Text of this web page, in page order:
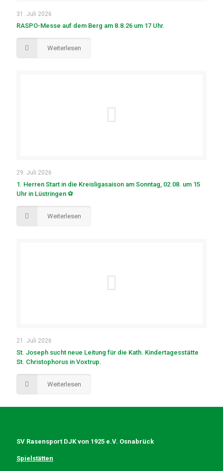
31. Juli 2026
RASPO-Messe auf dem Berg am 8.8.26 um 17 Uhr.
Weiterlesen
29. Juli 2026
1. Herren Start in die Kreisligasaison am Sonntag, 02.08. um 15
Uhr in Lüstringen ⚽
Weiterlesen
21. Juli 2026
St. Joseph sucht neue Leitung für die Kath. Kindertagesstätte
St. Christophorus in Voxtrup.
Weiterlesen
SV Rasensport DJK von 1925 e.V. Osnabrück
Spielstätten